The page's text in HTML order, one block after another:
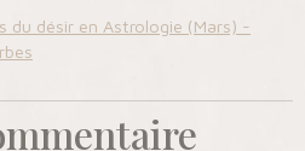
du désir en Astrologie (Mars) -